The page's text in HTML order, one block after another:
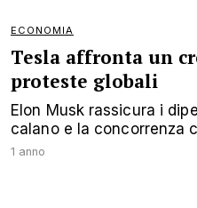
ECONOMIA
Tesla affronta un
proteste globali
Elon Musk rassicura i
calano e la concorrenza
1 anno